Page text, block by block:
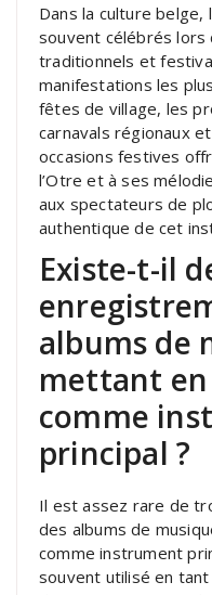
Dans la culture belge,
souvent célébrés
traditionnels et
manifestations les
fêtes de village, les
carnavals régionaux
occasions festives
l’Otre et à ses
aux spectateurs de
authentique de cet
Existe-t-il
albums de
mettant en
comme
principal ?
Il est assez rare de
des albums de
comme instrument
souvent utilisé en tant